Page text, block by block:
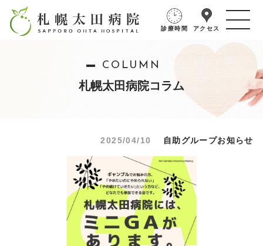
診療時間 アクセス
COLUMN
札幌太田病院コラム
2025/04/10 自助グループお知らせ